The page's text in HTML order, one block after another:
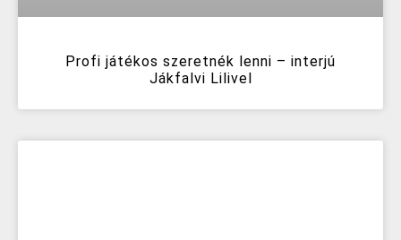
Profi játékos szeretnék lenni – interjú
Jákfalvi Lilivel